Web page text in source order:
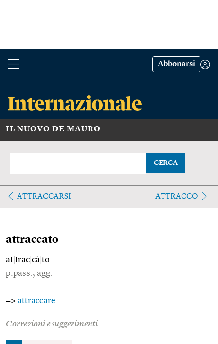
Abbonarsi
IL NUOVO DE MAURO
CERCA
ATTRACCARSI ATTRACCO
attraccato
at trac cà to
p.pass., agg.
=> attraccare
Correzioni e suggerimenti